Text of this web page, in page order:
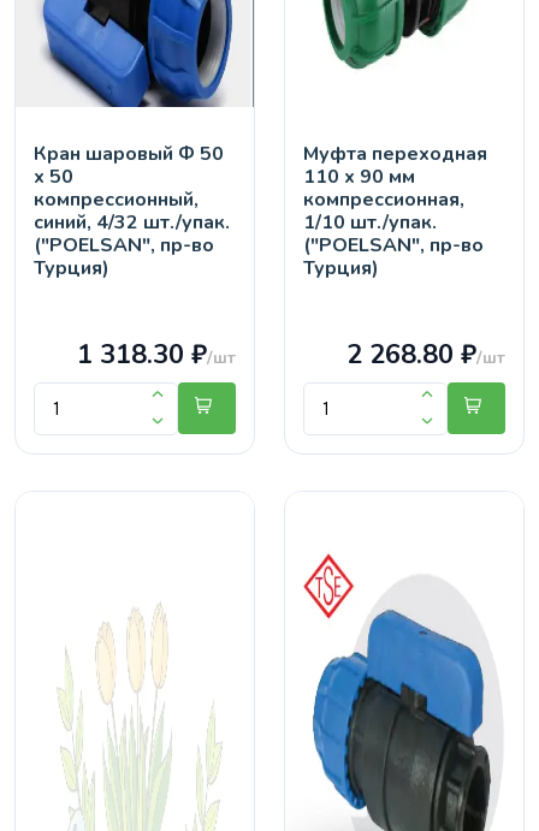
Кран шaровый Ф 50
х 50
компрессионный,
синий, 4/32 шт./упак.
("POELSAN", пр-во
Турция)
1 318.30 ₽/шт
Муфта переходная
110 х 90 мм
компрессионная,
1/10 шт./упак.
("POELSAN", пр-во
Турция)
2 268.80 ₽/шт